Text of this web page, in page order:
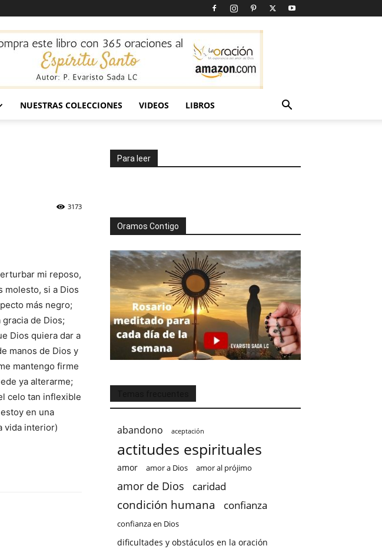
NUESTRAS COLECCIONES VIDEOS LIBROS
3173
mi reposo,
molesto, si a Dios
más negro;
de Dios;
Dios quiera dar a
manos de Dios y
mantengo firme
ya alterarme;
celo tan inflexible
en una
vida interior)
Para leer
Oramos Contigo
abandono aceptación
actitudes espirituales
amor amor a Dios amor al prójimo
amor de Dios caridad
condición humana confianza
confianza en Dios
dificultades y obstáculos en la oración